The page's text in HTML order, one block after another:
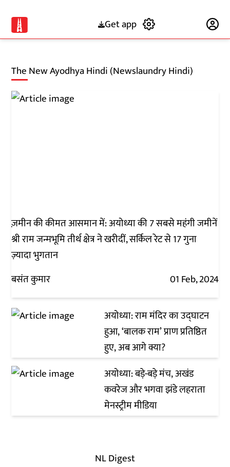
Get app
The New Ayodhya Hindi (Newslaundry Hindi)
ज़मीन की कीमत आसमान में: अयोध्या की 7 सबसे महंगी जमीनें
श्री राम जन्मभूमि तीर्थ क्षेत्र ने खरीदीं, सर्किल रेट से 17 गुना
ज़्यादा भुगतान
बसंत कुमार
01 Feb, 2024
अयोध्या: राम मंदिर का उद्घाटन
हुआ, ‘बालक राम’ प्राण प्रतिष्ठित
हुए, अब आगे क्या?
अयोध्या: बड़े-बड़े मंच, अखंड
कवरेज और भगवा झंडे लहराता
मेनस्ट्रीम मीडिया
NL Digest